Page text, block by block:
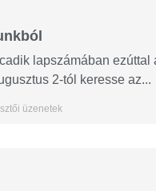
lapszámában
2-tól keresse az...
üzenetek